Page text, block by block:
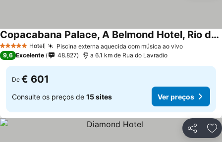
5 Estrelas Hotel Piscina externa aquecida com música ao vivo
Copacabana Palace, A Belmond Hotel, Rio de Janeiro
9,6 Excelente 48.827 a 6.1 km de Rua do Lavradio
De € 601
Consulte os preços de 15 sites Ver preços
Partilhar